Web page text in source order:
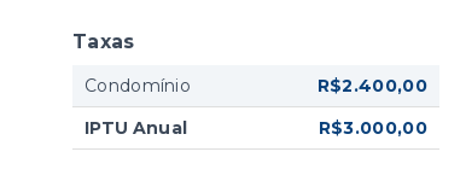
Taxas
Condomínio
R$2.400,00
IPTU Anual
R$3.000,00